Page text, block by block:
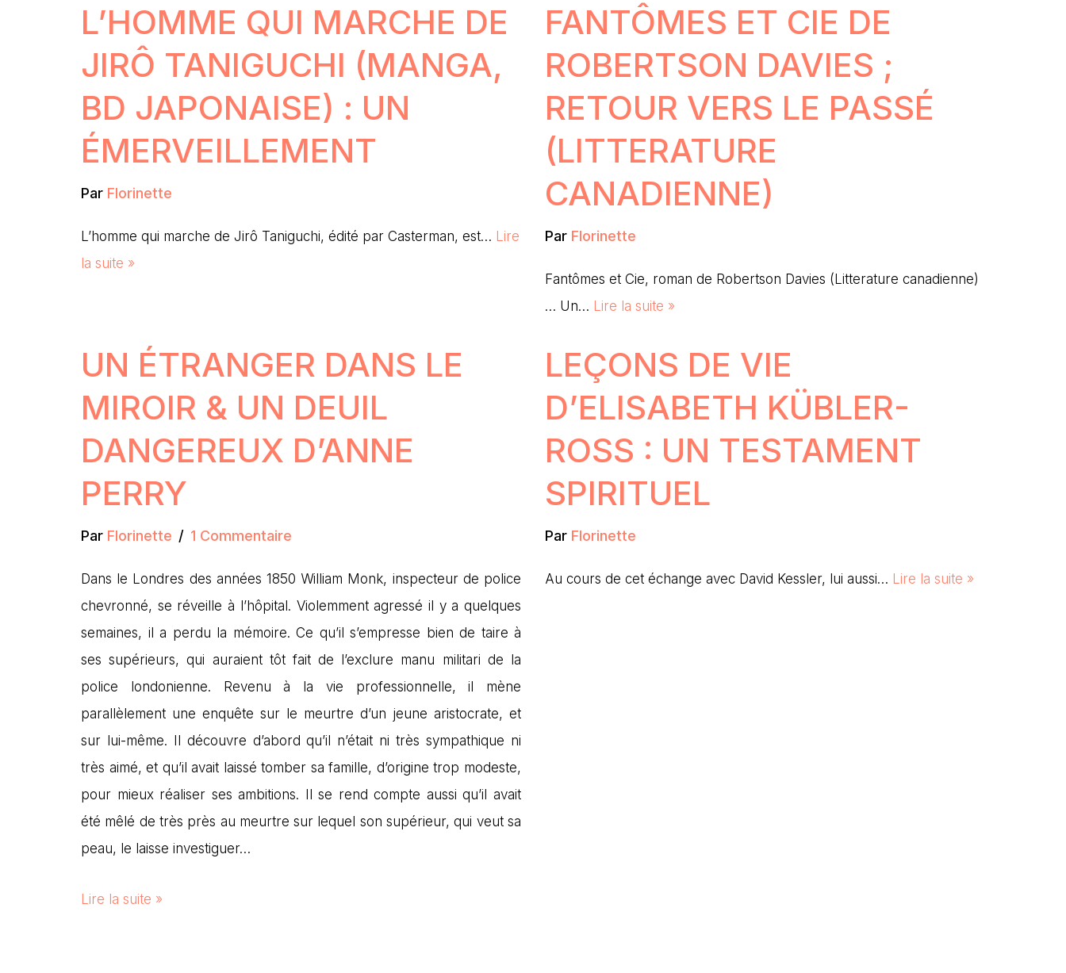
L’HOMME QUI MARCHE DE
JIRÔ TANIGUCHI (MANGA,
BD JAPONAISE) : UN
ÉMERVEILLEMENT
Par Florinette
L’homme qui marche de Jirô Taniguchi, édité par Casterman, est… Lire
la suite »
FANTÔMES ET CIE DE
ROBERTSON DAVIES ;
RETOUR VERS LE PASSÉ
(LITTERATURE
CANADIENNE)
Par Florinette
Fantômes et Cie, roman de Robertson Davies (Litterature canadienne)
… Un… Lire la suite »
UN ÉTRANGER DANS LE
MIROIR & UN DEUIL
DANGEREUX D’ANNE
PERRY
Par Florinette 1 Commentaire
Dans le Londres des années 1850 William Monk, inspecteur de police
chevronné, se réveille à l’hôpital. Violemment agressé il y a quelques
semaines, il a perdu la mémoire. Ce qu’il s’empresse bien de taire à
ses supérieurs, qui auraient tôt fait de l’exclure manu militari de la
police londonienne. Revenu à la vie professionnelle, il mène
parallèlement une enquête sur le meurtre d’un jeune aristocrate, et
sur lui-même. Il découvre d’abord qu’il n’était ni très sympathique ni
très aimé, et qu’il avait laissé tomber sa famille, d’origine trop modeste,
pour mieux réaliser ses ambitions. Il se rend compte aussi qu’il avait
été mêlé de très près au meurtre sur lequel son supérieur, qui veut sa
peau, le laisse investiguer…
Lire la suite »
LEÇONS DE VIE
D’ELISABETH KÜBLER-
ROSS : UN TESTAMENT
SPIRITUEL
Par Florinette
Au cours de cet échange avec David Kessler, lui aussi… Lire la suite »